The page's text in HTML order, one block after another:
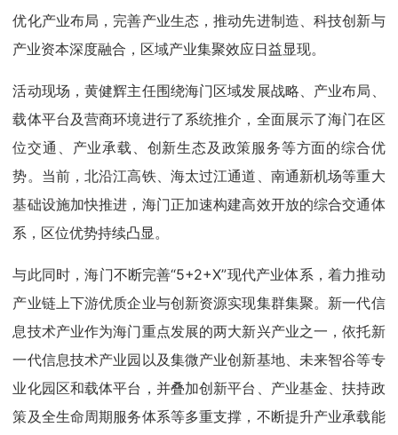
优化产业布局，完善产业生态，推动先进制造、科技创新与
产业资本深度融合，区域产业集聚效应日益显现。
活动现场，黄健辉主任围绕海门区域发展战略、产业布局、
载体平台及营商环境进行了系统推介，全面展示了海门在区
位交通、产业承载、创新生态及政策服务等方面的综合优
势。当前，北沿江高铁、海太过江通道、南通新机场等重大
基础设施加快推进，海门正加速构建高效开放的综合交通体
系，区位优势持续凸显。
与此同时，海门不断完善“5+2+X”现代产业体系，着力推动
产业链上下游优质企业与创新资源实现集群集聚。新一代信
息技术产业作为海门重点发展的两大新兴产业之一，依托新
一代信息技术产业园以及集微产业创新基地、未来智谷等专
业化园区和载体平台，并叠加创新平台、产业基金、扶持政
策及全生命周期服务体系等多重支撑，不断提升产业承载能